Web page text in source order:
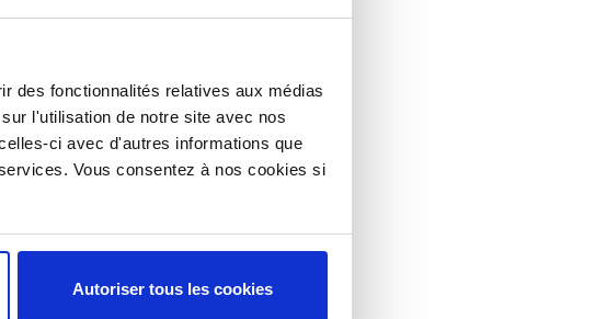
des fonctionnalités relatives aux médias
l'utilisation de notre site avec nos
ci avec d'autres informations que
Vous consentez à nos cookies si
Autoriser tous les cookies